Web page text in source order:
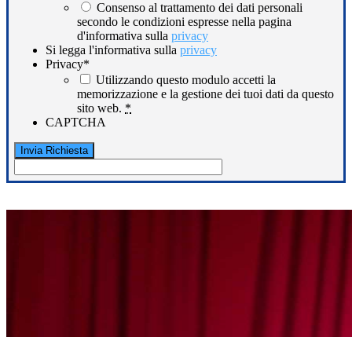
Consenso al trattamento dei dati personali
secondo le condizioni espresse nella pagina
d'informativa sulla privacy
Si legga l'informativa sulla privacy
Privacy*
Utilizzando questo modulo accetti la
memorizzazione e la gestione dei tuoi dati da questo
sito web. *
CAPTCHA